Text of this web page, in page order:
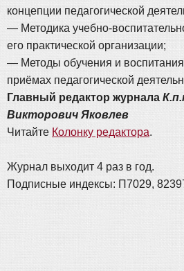
концепции педагогической
— Методика учебно-
его практической организации;
— Методы обучения и
приёмах педагогической
Главный редактор журнала
Викторович Яковлев
Читайте Колонку редактора.
Журнал выходит 4 раз в год.
Подписные индексы: П7029,